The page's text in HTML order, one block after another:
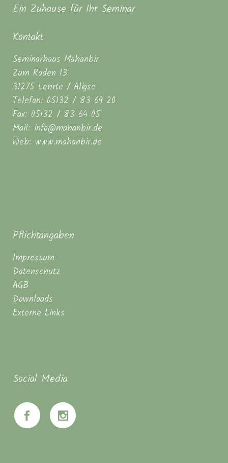
Ein Zuhause für Ihr Seminar
Kontakt
Seminarhaus Mahanbir
Zum Roden 13
31275 Lehrte / Aligse
Telefon: 05132 / 83 69 20
Fax: 05132 / 83 64 05
Mail: info@mahanbir.de
Web: www.mahanbir.de
Pflichtangaben
Impressum
Datenschutz
AGB
Downloads
Externe Links
Social Media